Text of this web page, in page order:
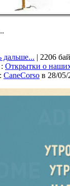
дальше... | 2206
: Открытки о
CaneCorso в 28/05/